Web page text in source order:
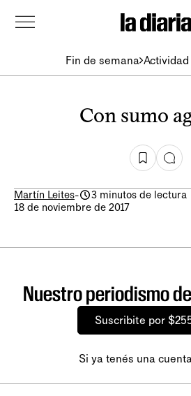
Fin de semana
Con sumo
Martín Leites-
3 minutos de lectura
18 de noviembre de 2017
Nuestro periodismo
Suscribite por
Si ya tenés una